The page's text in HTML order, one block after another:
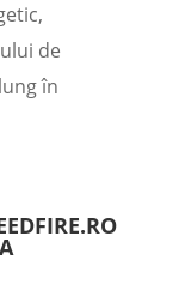
de
în